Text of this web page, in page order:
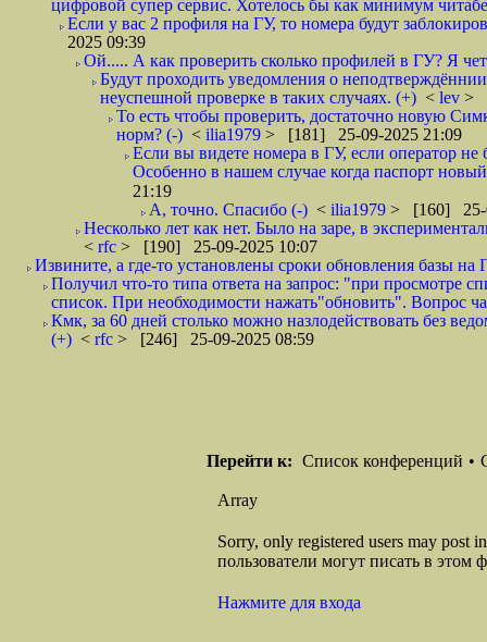
цифровой супер сервис. Хотелось бы как минимум
Если у вас 2 профиля на ГУ, то номера будут
2025 09:39
Ой..... А как проверить сколько профилей в ГУ? Я чет
Будут проходить уведомления о
неуспешной проверке в таких случаях. (+) < lev >
То есть чтобы проверить, достаточно новую
норм? (-) < ilia1979 > [181] 25-09-2025 21:09
Если вы видете номера в ГУ, если оператор
Особенно в нашем случае когда паспорт
21:19
А, точно. Спасибо (-) < ilia1979 > [160] 25-
Несколько лет как нет. Было на заре, в
< rfc > [190] 25-09-2025 10:07
Извините, а где-то установлены сроки обновления базы на
Получил что-то типа ответа на запрос: "при просмотре
список. При необходимости нажать"обновить". Вопрос
Кмк, за 60 дней столько можно назлодействовать без
(+) < rfc > [246] 25-09-2025 08:59
Перейти к: Список конференций •
Array
Sorry, only registered users may post
пользователи могут писать в этом
Нажмите для входа